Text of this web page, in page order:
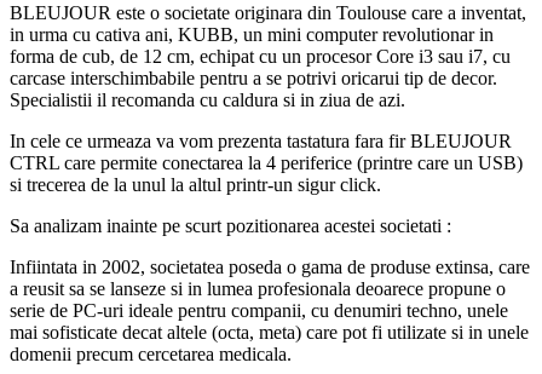
BLEUJOUR este o societate originara din Toulouse care a inventat,
in urma cu cativa ani, KUBB, un mini computer revolutionar in
forma de cub, de 12 cm, echipat cu un procesor Core i3 sau i7, cu
carcase interschimbabile pentru a se potrivi oricarui tip de decor.
Specialistii il recomanda cu caldura si in ziua de azi.
In cele ce urmeaza va vom prezenta tastatura fara fir BLEUJOUR
CTRL care permite conectarea la 4 periferice (printre care un USB)
si trecerea de la unul la altul printr-un sigur click.
Sa analizam inainte pe scurt pozitionarea acestei societati :
Infiintata in 2002, societatea poseda o gama de produse extinsa, care
a reusit sa se lanseze si in lumea profesionala deoarece propune o
serie de PC-uri ideale pentru companii, cu denumiri techno, unele
mai sofisticate decat altele (octa, meta) care pot fi utilizate si in unele
domenii precum cercetarea medicala.